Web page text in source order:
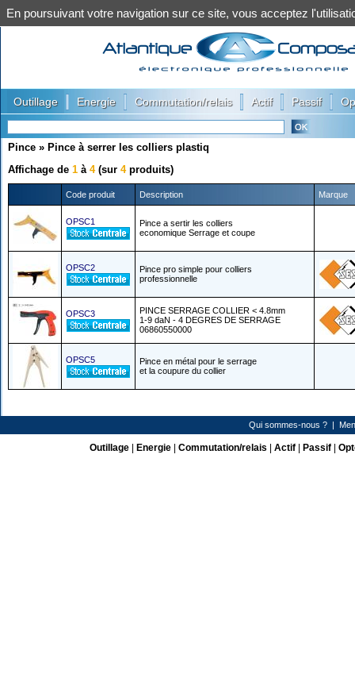
Outillage Energie Commutation/relais Actif Passif
Pince » Pince à serrer les colliers plastiq
Affichage de 1 à 4(sur 4produits)
Code produit Description Marque
OPSC1
Pince a sertir les colliers
economique Serrage et coupe
OPSC2
Pince pro simple pour colliers
professionnelle
OPSC3
PINCE SERRAGE COLLIER < 4.8mm
1-9 daN - 4 DEGRES DE SERRAGE
06860550000
OPSC5
Pince en métal pour le serrage
et la coupure du collier
Qui sommes-nous ? |
Outillage| Energie| Commutation/relais Actif| Passif|
En poursuivant votre navigation sur ce site, vous acceptez